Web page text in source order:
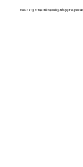
The Root giới thiệu đến bạn miếng đất ngay trung tâm xã